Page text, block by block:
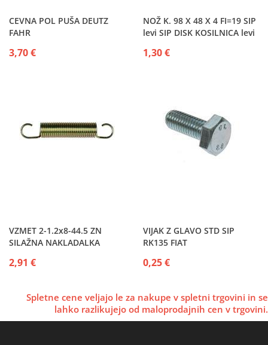
CEVNA POL PUŠA DEUTZ
FAHR
3,70 €
NOŽ K. 98 X 48 X 4 FI=19 SIP
levi SIP DISK KOSILNICA levi
1,30 €
VZMET 2-1.2x8-44.5 ZN
SILAŽNA NAKLADALKA
2,91 €
VIJAK Z GLAVO STD SIP
RK135 FIAT
0,25 €
Spletne cene veljajo le za nakupe v spletni trgovini in se
lahko razlikujejo od maloprodajnih cen v trgovini.